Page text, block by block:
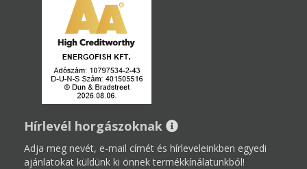
Hírlevél horgászoknak
Adja meg nevét, e-mail címét és hírleveleinkben egyedi
ajánlatokat küldünk ki önnek termékkínálatunkból!